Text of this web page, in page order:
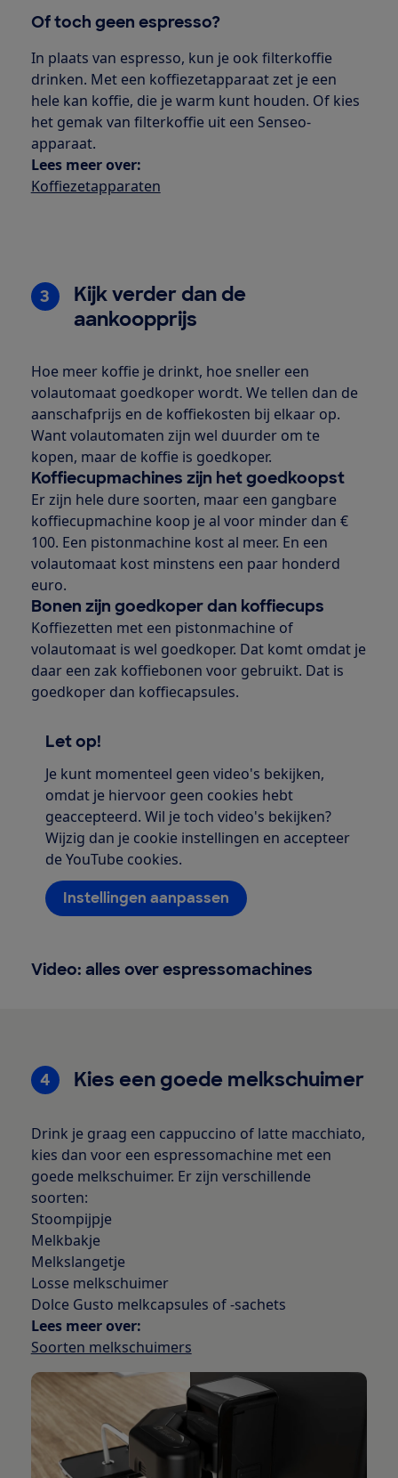
Of toch geen espresso?
In plaats van espresso, kun je ook filterkoffie
drinken. Met een koffiezetapparaat zet je een
hele kan koffie, die je warm kunt houden. Of kies
het gemak van filterkoffie uit een Senseo-
apparaat.
Lees meer over:
Koffiezetapparaten
3
Kijk verder dan de
aankoopprijs
Hoe meer koffie je drinkt, hoe sneller een
volautomaat goedkoper wordt. We tellen dan de
aanschafprijs en de koffiekosten bij elkaar op.
Want volautomaten zijn wel duurder om te
kopen, maar de koffie is goedkoper.
Koffiecupmachines zijn het goedkoopst
Er zijn hele dure soorten, maar een gangbare
koffiecupmachine koop je al voor minder dan €
100. Een pistonmachine kost al meer. En een
volautomaat kost minstens een paar honderd
euro.
Bonen zijn goedkoper dan koffiecups
Koffiezetten met een pistonmachine of
volautomaat is wel goedkoper. Dat komt omdat je
daar een zak koffiebonen voor gebruikt. Dat is
goedkoper dan koffiecapsules.
Let op!
Je kunt momenteel geen video's bekijken,
omdat je hiervoor geen cookies hebt
geaccepteerd. Wil je toch video's bekijken?
Wijzig dan je cookie instellingen en accepteer
de YouTube cookies.
Instellingen aanpassen
Video: alles over espressomachines
4 Kies een goede melkschuimer
Drink je graag een cappuccino of latte macchiato,
kies dan voor een espressomachine met een
goede melkschuimer. Er zijn verschillende
soorten:
Stoompijpje
Melkbakje
Melkslangetje
Losse melkschuimer
Dolce Gusto melkcapsules of -sachets
Lees meer over:
Soorten melkschuimers